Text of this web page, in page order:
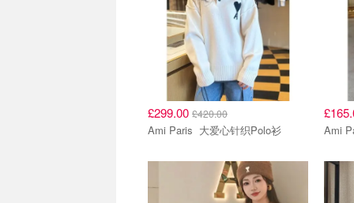
£299.00 £420.00
Ami Paris 大爱心针织Polo衫